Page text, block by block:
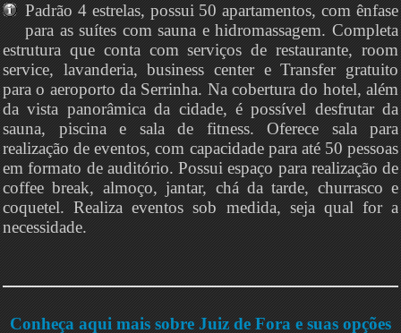
Padrão 4 estrelas, possui 50 apartamentos, com ênfase
para as suítes com sauna e hidromassagem. Completa
estrutura que conta com serviços de restaurante, room
service, lavanderia, business center e Transfer gratuito
para o aeroporto da Serrinha. Na cobertura do hotel, além
da vista panorâmica da cidade, é possível desfrutar da
sauna, piscina e sala de fitness. Oferece sala para
realização de eventos, com capacidade para até 50 pessoas
em formato de auditório. Possui espaço para realização de
coffee break, almoço, jantar, chá da tarde, churrasco e
coquetel. Realiza eventos sob medida, seja qual for a
necessidade.
Conheça aqui mais sobre Juiz de Fora e suas opções